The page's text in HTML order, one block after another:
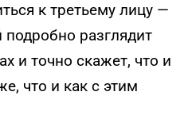
к третьему лицу —
разглядит
и точно скажет, что и
что и как с этим